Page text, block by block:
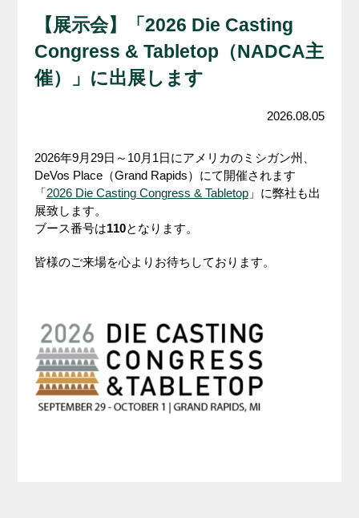
【展示会】「2026 Die Casting
Congress & Tabletop（NADCA主
催）」に出展します
2026.08.05
2026年9月29日～10月1日にアメリカのミシガン州、
DeVos Place（Grand Rapids）にて開催されます
「2026 Die Casting Congress & Tabletop」に弊社も出
展致します。
ブース番号は110となります。
皆様のご来場を心よりお待ちしております。